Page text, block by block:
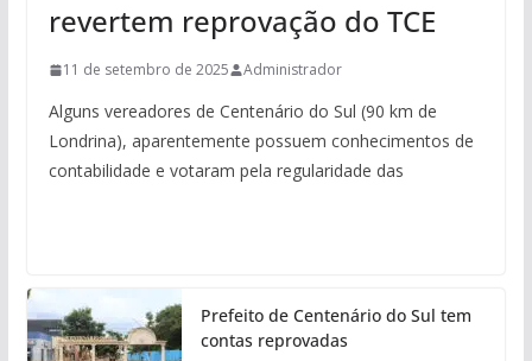
revertem reprovação do TCE
11 de setembro de 2025 Administrador
Alguns vereadores de Centenário do Sul (90 km de
Londrina), aparentemente possuem conhecimentos de
contabilidade e votaram pela regularidade das
Prefeito de Centenário do Sul tem
contas reprovadas